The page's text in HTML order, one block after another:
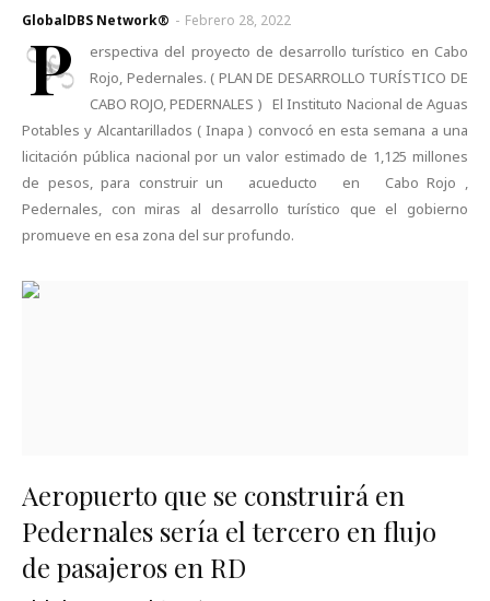
GlobalDBS Network® - Febrero 28, 2022
P
erspectiva del proyecto de desarrollo turístico en Cabo
Rojo, Pedernales. ( PLAN DE DESARROLLO TURÍSTICO DE
CABO ROJO, PEDERNALES ) El Instituto Nacional de Aguas
Potables y Alcantarillados ( Inapa ) convocó en esta semana a una
licitación pública nacional por un valor estimado de 1,125 millones
de pesos, para construir un acueducto en Cabo Rojo ,
Pedernales, con miras al desarrollo turístico que el gobierno
promueve en esa zona del sur profundo.
Aeropuerto que se construirá en
Pedernales sería el tercero en flujo
de pasajeros en RD